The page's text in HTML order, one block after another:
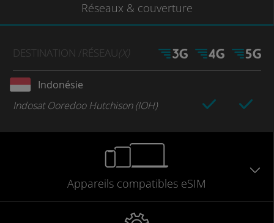
Réseaux & couverture
DESTINATION /RÉSEAU(X)
Indonésie
Indosat Ooredoo Hutchison (IOH)
Appareils compatibles eSIM